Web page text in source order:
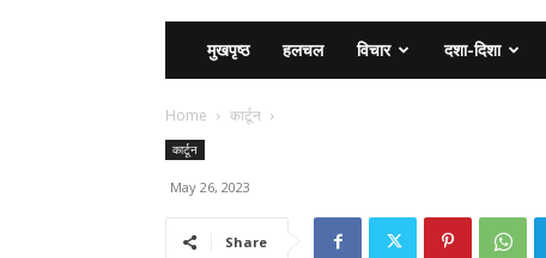
मुखपृष्ठ हलचल विचार दशा-दिशा
Home कार्टून
कार्टून
May 26, 2023
Share